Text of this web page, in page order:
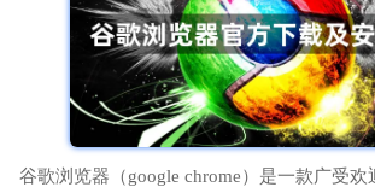
谷歌浏览器（google chrome）是一款广受欢